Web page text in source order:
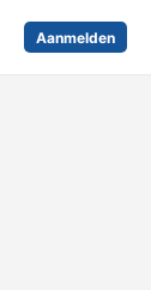
Aanmelden